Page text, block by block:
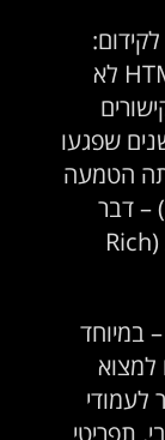
תיאורי מטא חסרים או שגויים, תגיות HTML לא
שפגעו
הטמעה
נכונה של סכמות (schema markup) – דבר
שפגע בהצגת האתר בתוצאות עשירות (Rich
במיוחד
למצוא
תפריטי